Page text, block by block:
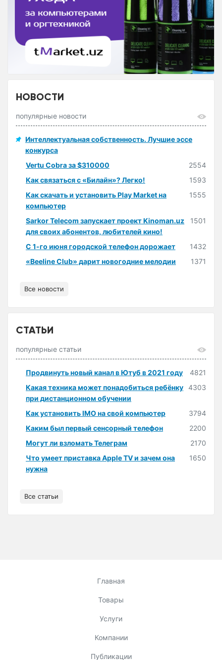
НОВОСТИ
популярные новости
Интеллектуальная собственность. Лучшие эссе
конкурса
Vertu Cobra за $310000
2554
Как связаться с «Билайн»? Легко!
1593
Как скачать и установить Play Market на
компьютер
1555
Sarkor Telecom запускает проект Kinoman.uz
для своих абонентов, любителей кино!
1501
С 1-го июня городской телефон дорожает
1432
«Beeline Club» дарит новогодние мелодии
1371
Все новости
СТАТЬИ
популярные статьи
Продвинуть новый канал в Ютуб в 2021 году
4821
Какая техника может понадобиться ребёнку
при дистанционном обучении
4303
Как установить IMO на свой компьютер
3794
Каким был первый сенсорный телефон
2200
Могут ли взломать Телеграм
2170
Что умеет приставка Apple TV и зачем она
нужна
1650
Все статьи
Главная
Товары
Услуги
Компании
Публикации